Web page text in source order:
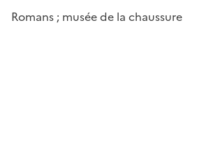
Romans ; musée de la chaussure